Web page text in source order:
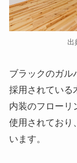
出
ブラックのガル
採用されている
内装のフローリ
使用されており
います。